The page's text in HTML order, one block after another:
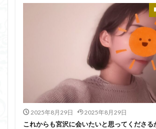
2025年8月29日 2025年8月29日
これからも宮沢に会いたいと思ってくださる